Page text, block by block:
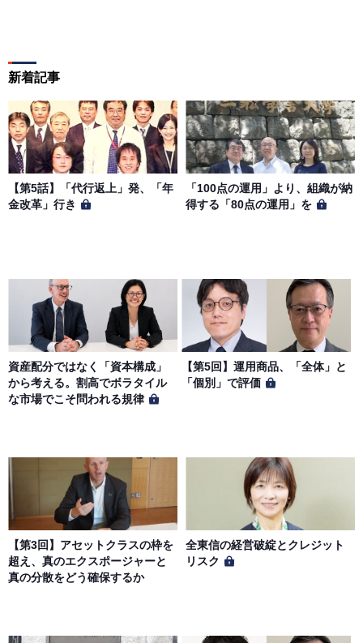
新着記事
【第5話】「代行返上」発、「年
金改革」行き
「100点の運用」より、組織が納
得する「80点の運用」を
資産配分ではなく「資本構成」
から考える。割高でボラタイル
な市場でこそ問われる規律
【第5回】運用商品、「全体」と
「個別」で評価
【第3回】アセットクラスの枠を
超え、真のエクスポージャーと
真の分散をどう確保するか
全東信の経営破綻とクレジット
リスク